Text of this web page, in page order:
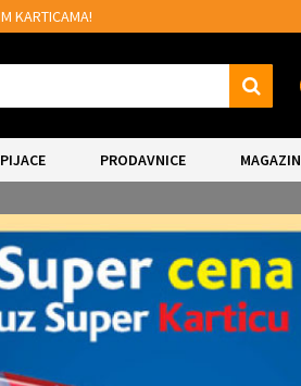
MOGUĆNOST BESPLATNE ISPORUKE!
PIJACE PRODAVNICE MAGAZIN